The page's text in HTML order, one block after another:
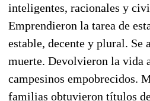
inteligentes, racionales y
Emprendieron la tarea de
estable, decente y plural. Se
muerte. Devolvieron la vida
campesinos empobrecidos.
familias obtuvieron títulos